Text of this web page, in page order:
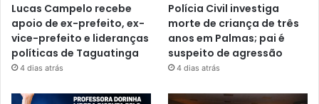
Lucas Campelo recebe
apoio de ex-prefeito, ex-
vice-prefeito e lideranças
políticas de Taguatinga
4 dias atrás
Polícia Civil investiga
morte de criança de três
anos em Palmas; pai é
suspeito de agressão
4 dias atrás